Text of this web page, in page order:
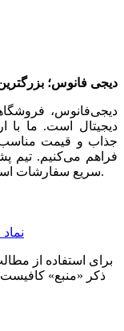
دیجی فانوس؛
دیجی‌فانوس،
دیجیتال است. ما با
جذاب و قیمت
فراهم می‌کنیم. تیم
سریع سفارشات است تا بهترین تجربه خرید آنلاین را داشته باشید.
برای استفاده از
ذکر «منبع»